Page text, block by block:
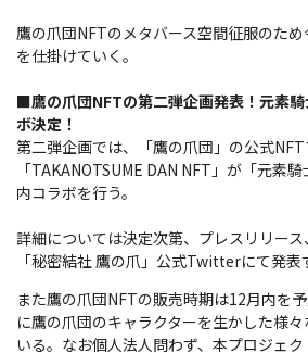
鷹の爪団NFTのメタバース空間征服のた
を仕掛けていく。
■鷹の爪団NFTの第二弾企画発表！元素
ボ決定！
第二弾企画では、「鷹の爪団」の公式
「TAKANOTSUME DAN NFT」が「元素
内コラボを行う。
詳細については決定次第、プレスリリース
「秘密結社 鷹の爪」公式Twitterにて発表
また鷹の爪団NFTの販売時期は12月内を
に鷹の爪団のキャラクターを生かした様
いる。なお個人法人問わず、本プロジェ